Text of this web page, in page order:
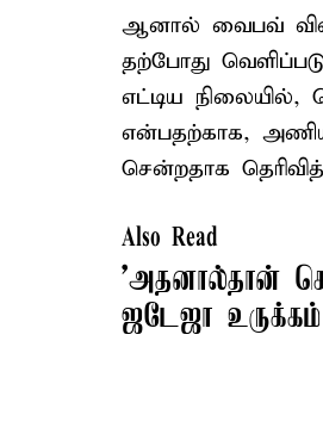
ஆனால் வைபவ்
தற்போது
எட்டிய
என்பதற்காக,
சென்றதாக
Also Read
’அதனால்தான்
ஜடேஜா உருக்கம்